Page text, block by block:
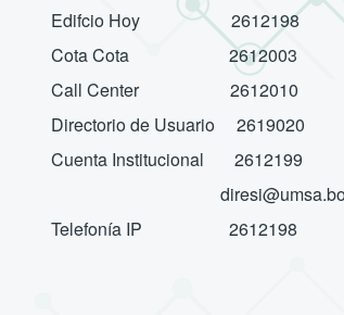
Edifcio Hoy 2612198
Cota Cota 2612003
Call Center 2612010
Directorio de Usuario 2619020
Cuenta Institucional 2612199
Telefonía IP 2612198